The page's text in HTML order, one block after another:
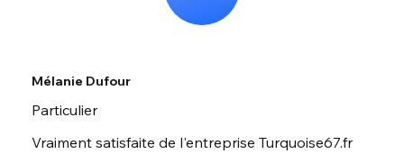
Mélanie Dufour
Particulier
Vraiment satisfaite de l'entreprise Turquoise67.fr